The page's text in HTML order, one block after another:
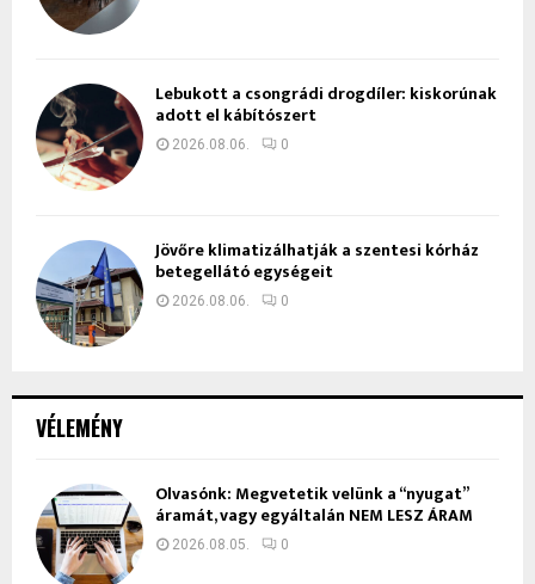
VÉLEMÉNY
Olvasónk: Megvetetik velünk a “nyugat”
áramát, vagy egyáltalán NEM LESZ ÁRAM
2026.08.05. 0
Lebukott a csongrádi drogdíler: kiskorúnak
adott el kábítószert
2026.08.06. 0
Jövőre klimatizálhatják a szentesi kórház
betegellátó egységeit
2026.08.06. 0